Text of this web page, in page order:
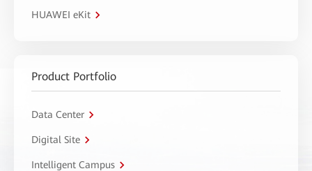
HUAWEI eKit
Product Portfolio
Data Center
Digital Site
Intelligent Campus